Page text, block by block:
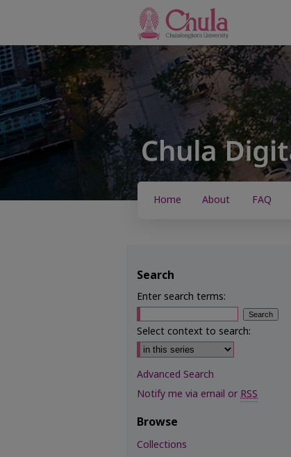
Home About FAQ
Search
Enter search terms:
Select context to search:
Advanced Search
Notify me via email orRSS
Browse
Collections